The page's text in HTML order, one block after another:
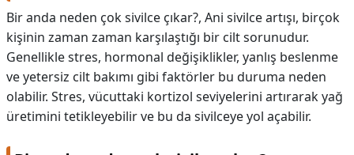
Bir anda neden çok sivilce çıkar?, Ani sivilce artışı, birçok
kişinin zaman zaman karşılaştığı bir cilt sorunudur.
Genellikle stres, hormonal değişiklikler, yanlış beslenme
ve yetersiz cilt bakımı gibi faktörler bu duruma neden
olabilir. Stres, vücuttaki kortizol seviyelerini artırarak yağ
üretimini tetikleyebilir ve bu da sivilceye yol açabilir.